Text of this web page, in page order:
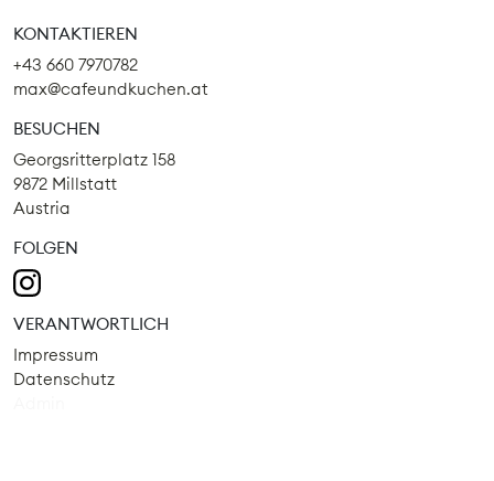
KONTAKTIEREN
+43 660 7970782
max@cafeundkuchen.at
BESUCHEN
Georgsritterplatz 158
9872 Millstatt
Austria
FOLGEN
VERANTWORTLICH
Impressum
Datenschutz